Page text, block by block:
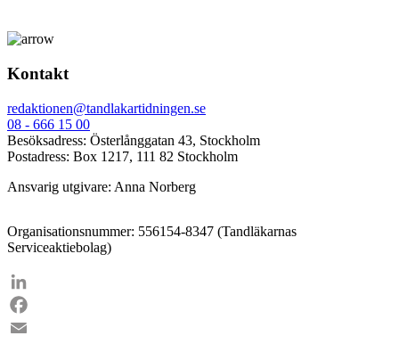
Kontakt
redaktionen@tandlakartidningen.se
08 - 666 15 00
Besöksadress: Österlånggatan 43, Stockholm
Postadress: Box 1217, 111 82 Stockholm
Ansvarig utgivare: Anna Norberg
Organisationsnummer: 556154-8347 (Tandläkarnas
Serviceaktiebolag)
LinkedIn
Facebook